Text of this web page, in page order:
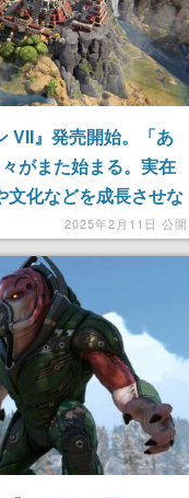
VII』発売開始。「あ
がまた始まる。実在
文化などを成長させな
展させていく、人気の
ーズ最新作
2025年2月11日 公開